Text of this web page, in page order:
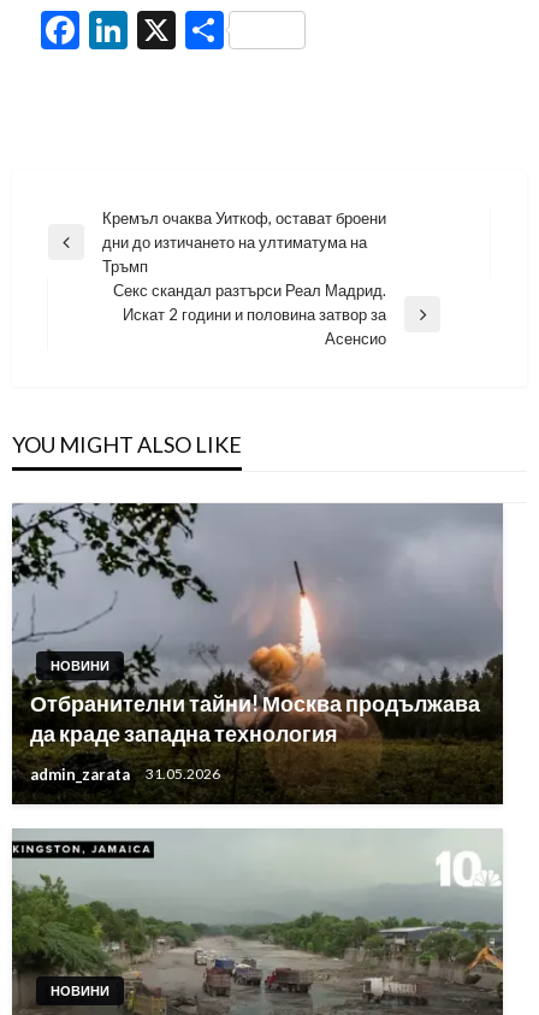
Facebook
LinkedIn
X Share
Навигация
Previous
Кремъл очаква Уиткоф, остават броени
дни до изтичането на ултиматума на
Тръмп
Секс скандал разтърси Реал Мадрид.
Искат 2 години и половина затвор за
Асенсио
YOU MIGHT ALSO LIKE
НОВИНИ
Отбранителни тайни! Москва продължава
да краде западна технология
admin_zarata 31.05.2026
НОВИНИ